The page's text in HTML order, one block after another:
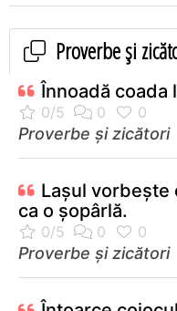
Proverbe și
Înnoadă coada
Proverbe și zicători
Laşul vorbeşte
ca o şopârlă.
Proverbe și zicători